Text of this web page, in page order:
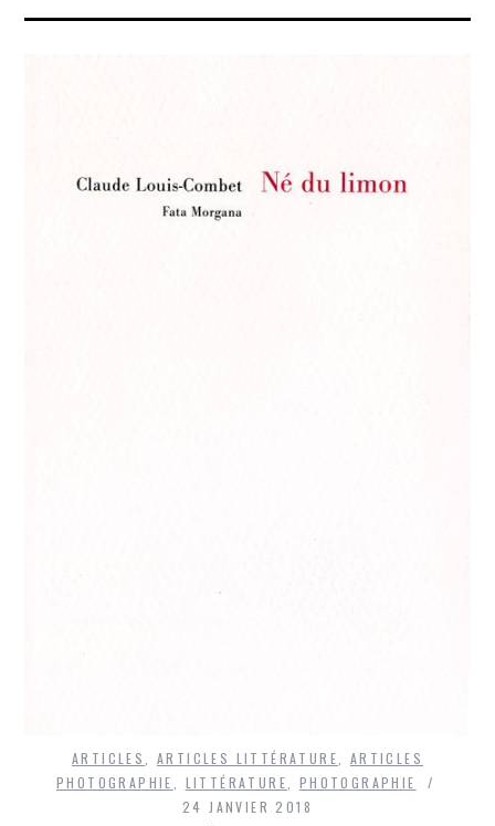
ARTICLES ARTICLES LITTÉRATURE
ARTICLES
PHOTOGRAPHIE
LITTÉRATURE
PHOTOGRAPHIE
24 JANVIER 2018